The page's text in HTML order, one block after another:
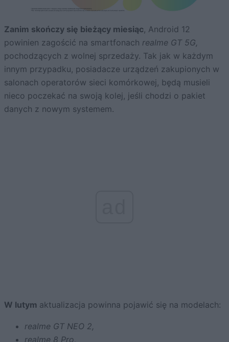
Zanim skończy się bieżący miesiąc, Android 12
powinien zagościć na smartfonach realme GT 5G,
pochodzących z wolnej sprzedaży. Tak jak w każdym
innym przypadku, posiadacze urządzeń zakupionych w
salonach operatorów sieci komórkowej, będą musieli
nieco poczekać na swoją kolej, jeśli chodzi o pakiet
danych z nowym systemem.
W lutym aktualizacja powinna pojawić się na modelach:
realme GT NEO 2,
realme 8 Pro,